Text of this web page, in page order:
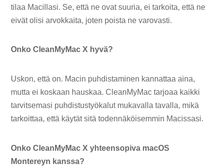
tilaa Macillasi. Se, että ne ovat suuria, ei tarkoita, että ne
eivät olisi arvokkaita, joten poista ne varovasti.
Onko CleanMyMac X hyvä?
Uskon, että on. Macin puhdistaminen kannattaa aina,
mutta ei koskaan hauskaa. CleanMyMac tarjoaa kaikki
tarvitsemasi puhdistustyökalut mukavalla tavalla, mikä
tarkoittaa, että käytät sitä todennäköisemmin Macissasi.
Onko CleanMyMac X yhteensopiva macOS
Montereyn kanssa?